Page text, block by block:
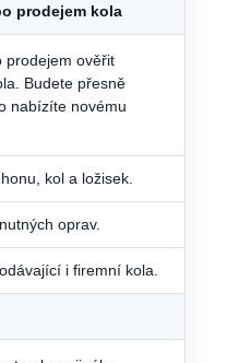
prodejem kola
prodejem ověřit
Budete přesně
nabízíte novému
kol a ložisek.
oprav.
i firemní kola.